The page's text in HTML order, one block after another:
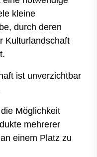
kleine
durch deren
Kulturlandschaft
ist unverzichtbar
Möglichkeit
mehrerer
einem Platz zu